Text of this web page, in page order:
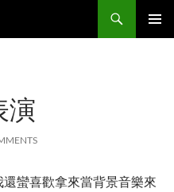
演
還蠻喜歡拿來當背景音樂來